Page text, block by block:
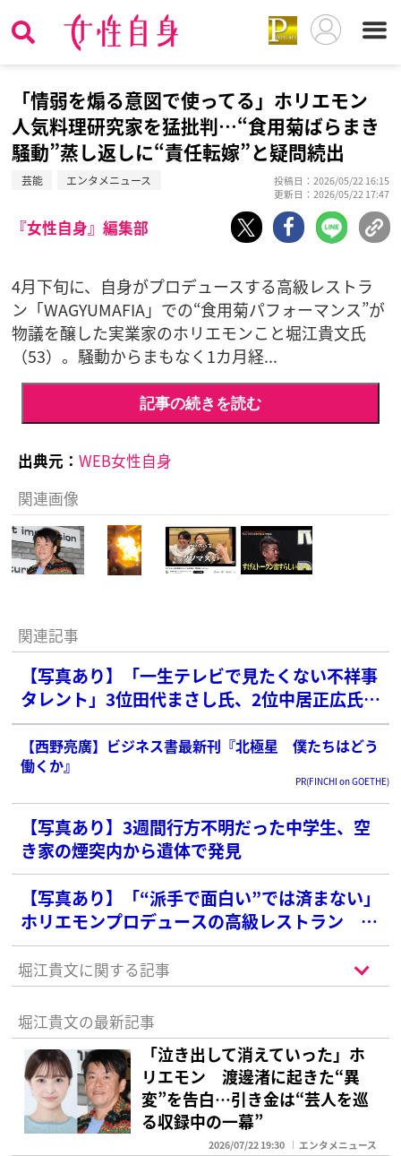
「情弱を煽る意図で使ってる」ホリエモン
人気料理研究家を猛批判…“食用菊ばらまき
騒動”蒸し返しに“責任転嫁”と疑問続出
芸能 エンタメニュース
投稿日：2026/05/22 16:15
更新日：2026/05/22 17:47
『女性自身』編集部
4月下旬に、自身がプロデュースする高級レストラ
ン「WAGYUMAFIA」での“食用菊パフォーマンス”が
物議を醸した実業家のホリエモンこと堀江貴文氏
（53）。騒動からまもなく1カ月経...
記事の続きを読む
出典元： WEB女性自身
関連画像
関連記事
【写真あり】「一生テレビで見たくない不祥事
タレント」3位田代まさし氏、2位中居正広氏を
抑えた1位は？【2025年最新版】
【西野亮廣】ビジネス書最新刊『北極星 僕たちはどう
働くか』
PR(FINCHI on GOETHE)
【写真あり】3週間行方不明だった中学生、空
き家の煙突内から遺体で発見
【写真あり】「“派手で面白い”では済まない」
ホリエモンプロデュースの高級レストラン グ
リルから炎吹き出るパフォーマンスが物議…東
京消防庁が指摘した“リスク”
堀江貴文に関する記事
堀江貴文の最新記事
「泣き出して消えていった」ホ
リエモン 渡邊渚に起きた“異
変”を告白…引き金は“芸人を巡
る収録中の一幕”
2026/07/22 19:30 エンタメニュース